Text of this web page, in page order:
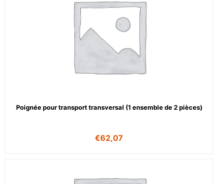
Poignée pour transport transversal (1 ensemble de 2 pièces)
€62,07